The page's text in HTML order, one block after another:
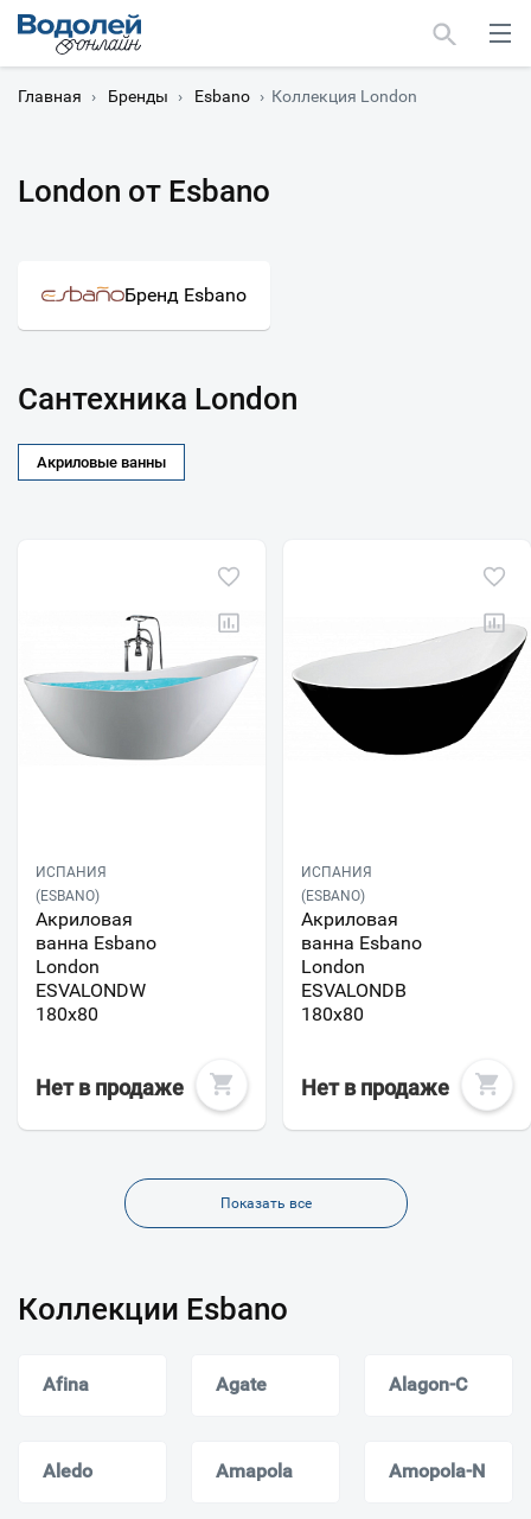
Главная › Бренды › Esbano › Коллекция London
London от Esbano
Бренд Esbano
Сантехника London
Акриловые ванны
ИСПАНИЯ
(ESBANO)
Акриловая
ванна Esbano
London
ESVALONDW
180x80
Нет в продаже
ИСПАНИЯ
(ESBANO)
Акриловая
ванна Esbano
London
ESVALONDB
180x80
Нет в продаже
Показать все
Коллекции Esbano
Afina Agate Alagon-C
Aledo Amapola Amopola-N